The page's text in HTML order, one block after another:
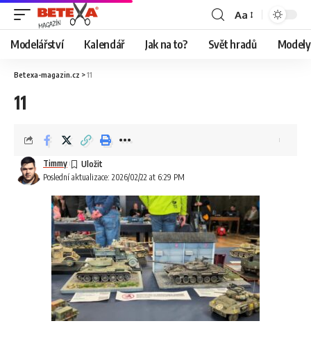
Aa
Modelářství Kalendář Jak na to? Svět hradů
Betexa-magazin.cz >11
11
Poslední aktualizace: 2026/02/22 at 6:29 PM
Timmy